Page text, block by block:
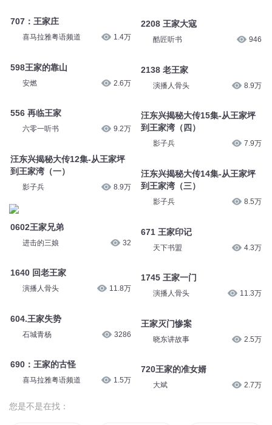
707：王家庄
喜马拉雅粤语频道 1.4万
598王家的靠山
安燃 2.6万
556 再临王家
六零一听书 9.2万
汪东兴揭秘大传12集-从王家坪
到王家湾（一）
影子兵 8.9万
0602王家兄弟
进击的三娘 32
1640 回老王家
演播人骨头 11.8万
604.王家失势
石城青杨 3286
690：王家的古怪
喜马拉雅粤语频道 1.5万
2208 王家大寇
酷匠听书 946
2138 老王家
演播人骨头 8.9万
汪东兴揭秘大传15集-从王家坪
到王家湾（四）
影子兵 7.9万
汪东兴揭秘大传14集-从王家坪
到王家湾（三）
影子兵 8.5万
671 王家印记
天下书盟 4.3万
1745 王家一门
演播人骨头 11.3万
王家灭门惨案
晓东讲故事 2.5万
720王家的准女婿
大斌 2.7万
您是不是在找：